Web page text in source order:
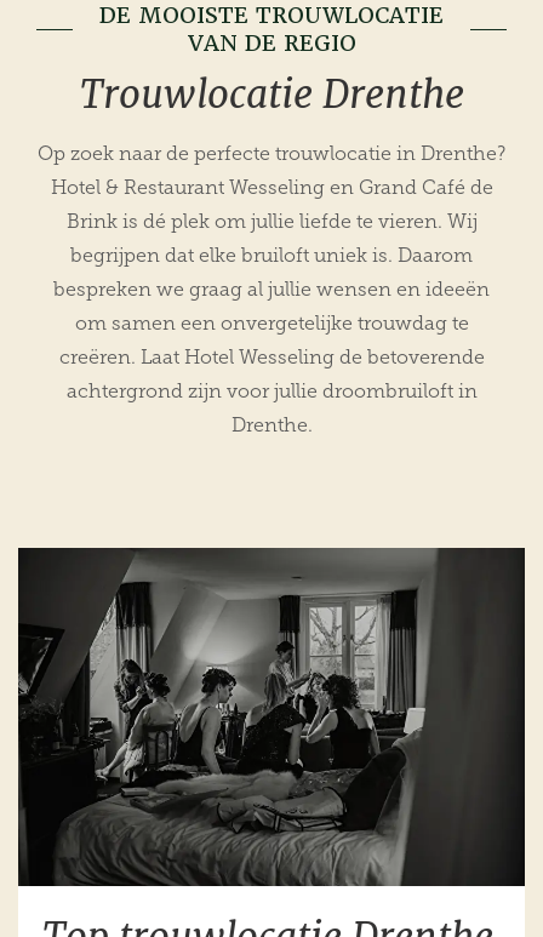
DE MOOISTE TROUWLOCATIE
VAN DE REGIO
Trouwlocatie Drenthe
Op zoek naar de perfecte trouwlocatie in Drenthe?
Hotel & Restaurant Wesseling en Grand Café de
Brink is dé plek om jullie liefde te vieren. Wij
begrijpen dat elke bruiloft uniek is. Daarom
bespreken we graag al jullie wensen en ideeën
om samen een onvergetelijke trouwdag te
creëren. Laat Hotel Wesseling de betoverende
achtergrond zijn voor jullie droombruiloft in
Drenthe.